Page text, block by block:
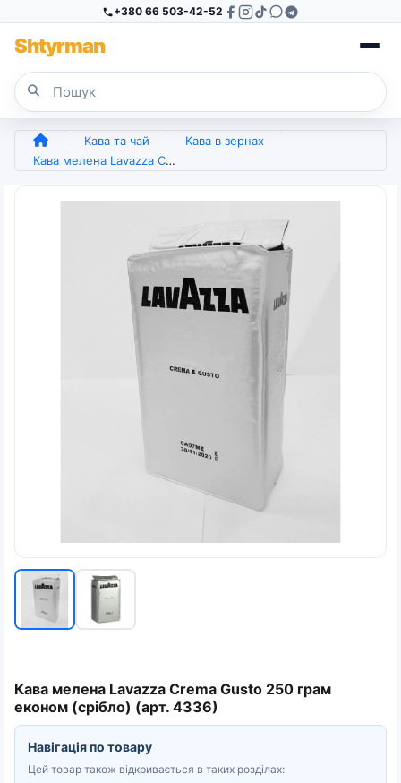
+380 66 503-42-52
Shtyrman
Кава та чай
Кава в зернах
Кава мелена Lavazza Crema Gusto 250 грам економ (срібло) (арт. 4336)
Кава мелена Lavazza Crema Gusto 250 грам
економ (срібло) (арт. 4336)
Навігація по товару
Цей товар також відкривається в таких розділах: